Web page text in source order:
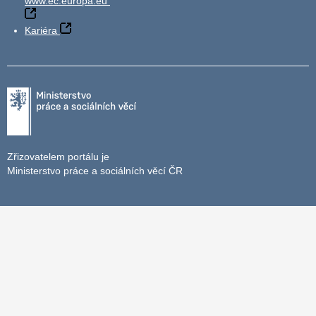
Kariéra
Zřizovatelem portálu je
Ministerstvo práce a sociálních věcí ČR